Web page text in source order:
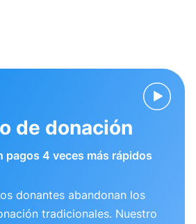
de donación
pagos 4 veces más rápidos
donantes abandonan los
tradicionales. Nuestro